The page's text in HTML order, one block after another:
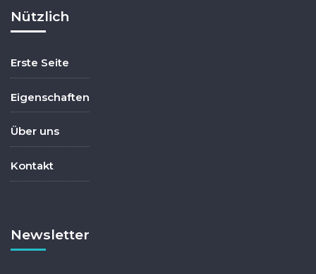
Nützlich
Erste Seite
Eigenschaften
Über uns
Kontakt
Newsletter